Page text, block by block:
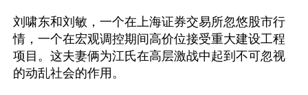
刘啸东和刘敏，一个在上海证券交易所忽悠股市行
情，一个在宏观调控期间高价位接受重大建设工程
项目。这夫妻俩为江氏在高层激战中起到不可忽视
的动乱社会的作用。